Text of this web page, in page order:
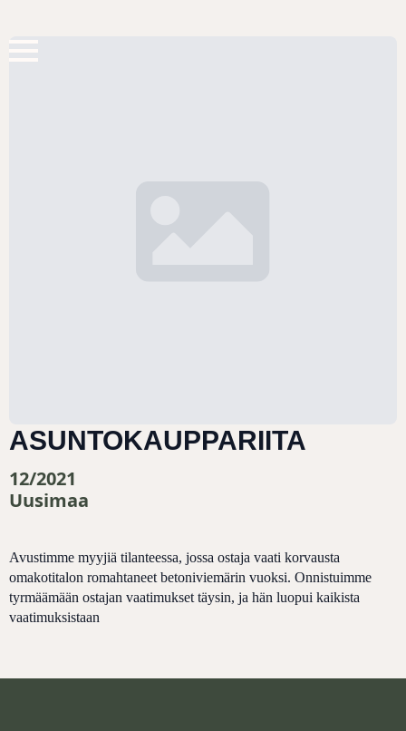
ASUNTOKAUPPARIITA
12/2021
Uusimaa
Avustimme myyjiä tilanteessa, jossa ostaja vaati korvausta
omakotitalon romahtaneet betoniviemärin vuoksi. Onnistuimme
tyrmäämään ostajan vaatimukset täysin, ja hän luopui kaikista
vaatimuksistaan